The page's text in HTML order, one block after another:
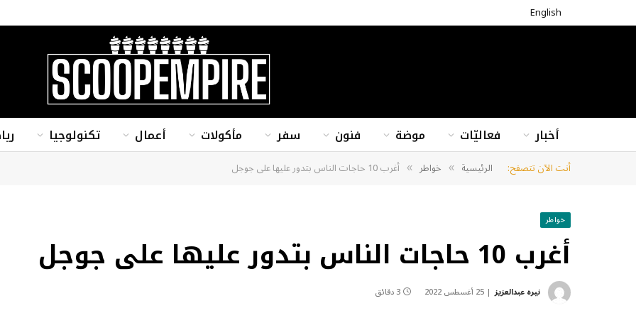
English
أخبار فعاليّات موضة فنون سفر مأكولات أعمال تكنولوجيا
أنت الآن تتصفح: الرئيسية » خواطر » أغرب 10 حاجات الناس بتدور عليها على جوجل
خواطر
أغرب 10 حاجات الناس بتدور عليها على جوجل
نيره عبدالعزيز 25 أغسطس 2022 3 دقائق